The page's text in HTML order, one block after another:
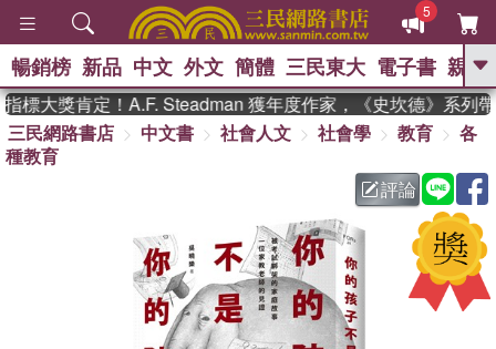
5
GO
熱搜： 東野圭吾 、 高希均教授回憶錄
暑期推薦 、 國際布克
方念華 、 台灣的李
登輝時代 、 數學女孩：黎曼猜想 、
偉大的迷走神經
暢銷榜 新品 中文 外文 簡體 三民東大 電子書 親子
大獎肯定！A.F. Steadman 獲年度作家，《史坎德》系列帶
三民網路書店
中文書 社會人文 社會學 教育
各
種教育
評論